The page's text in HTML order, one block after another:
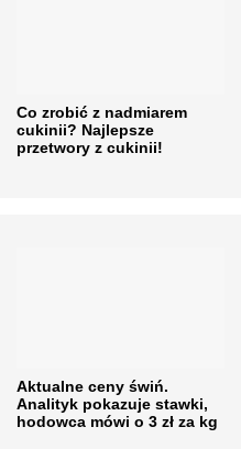
Co zrobić z nadmiarem
cukinii? Najlepsze
przetwory z cukinii!
Aktualne ceny świń.
Analityk pokazuje stawki,
hodowca mówi o 3 zł za kg